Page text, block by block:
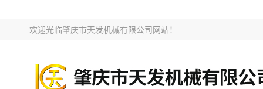
欢迎光临肇庆市天发机械有限公司网站！